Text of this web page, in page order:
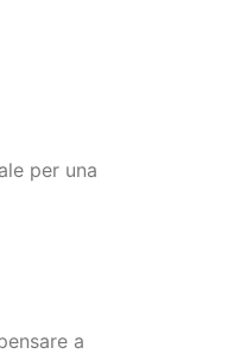
per una
a